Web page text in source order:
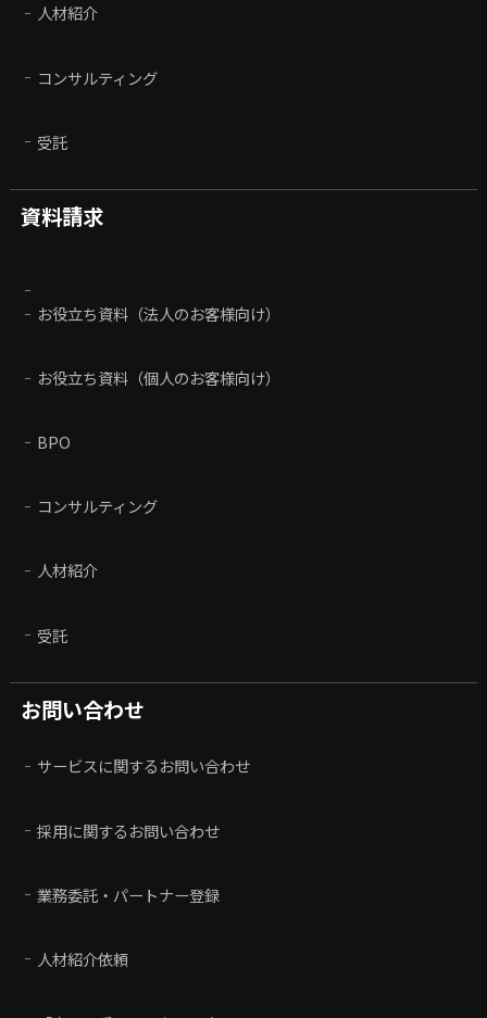
人材紹介
コンサルティング
受託
資料請求
お役立ち資料（法人のお客様向け）
お役立ち資料（個人のお客様向け）
BPO
コンサルティング
人材紹介
受託
お問い合わせ
サービスに関するお問い合わせ
採用に関するお問い合わせ
業務委託・パートナー登録
人材紹介依頼